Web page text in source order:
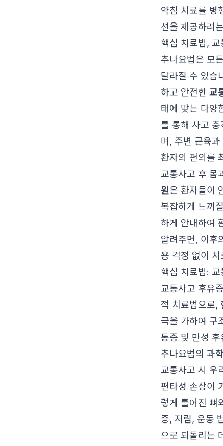
약침 치료를 병
션을 제공하려는
핵심 치료법,
추나요법은 모
달라질 수 있습
하고 안전한 교
태에 맞는 다양
를 통해 사고
며, 주변 근육
환자의 편의를
교통사고 후 몸
원은 환자들이
복잡하게 느껴
하게 안내하여
알려주면, 이후
용 걱정 없이
핵심 치료법:
교통사고 후유
적 치료법으로,
극을 가하여 구
통증 및 만성
추나요법의 과
교통사고 시 우
편타성 손상이
렇게 틀어진 뼈
증, 저림, 운동
으로 되돌리는